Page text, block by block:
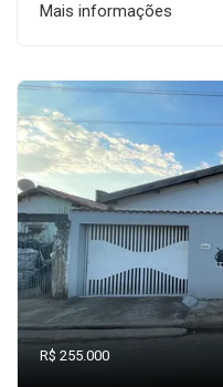
Mais informações
R$ 255.000